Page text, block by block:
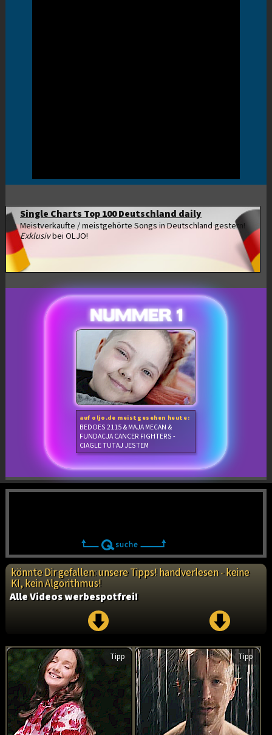
Single Charts Top 100 Deutschland daily
Meistverkaufte / meistgehörte Songs in Deutschland gestern!
Exklusivbei OLJO!
auf oljo.de meistgesehen heute:
BEDOES 2115 & MAJA MECAN &
FUNDACJA CANCER FIGHTERS -
CIAGLE TUTAJ JESTEM
könnte Dir gefallen: unsere Tipps! handverlesen - keine
KI, kein Algorithmus!
Alle Videos werbespotfrei!
Tipp Tipp